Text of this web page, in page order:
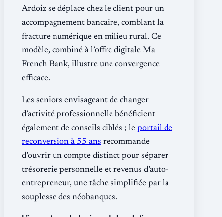
Ardoiz se déplace chez le client pour un
accompagnement bancaire, comblant la
fracture numérique en milieu rural. Ce
modèle, combiné à l’offre digitale Ma
French Bank, illustre une convergence
efficace.
Les seniors envisageant de changer
d’activité professionnelle bénéficient
également de conseils ciblés ; le portail de
reconversion à 55 ans recommande
d’ouvrir un compte distinct pour séparer
trésorerie personnelle et revenus d’auto-
entrepreneur, une tâche simplifiée par la
souplesse des néobanques.